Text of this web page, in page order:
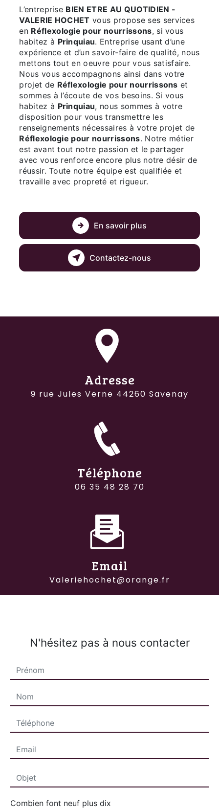
L’entreprise BIEN ETRE AU QUOTIDIEN -
VALERIE HOCHET vous propose ses services
en Réflexologie pour nourrissons, si vous
habitez à Prinquiau. Entreprise usant d’une
expérience et d’un savoir-faire de qualité, nous
mettons tout en oeuvre pour vous satisfaire.
Nous vous accompagnons ainsi dans votre
projet de Réflexologie pour nourrissons et
sommes à l’écoute de vos besoins. Si vous
habitez à Prinquiau, nous sommes à votre
disposition pour vous transmettre les
renseignements nécessaires à votre projet de
Réflexologie pour nourrissons. Notre métier
est avant tout notre passion et le partager
avec vous renforce encore plus notre désir de
réussir. Toute notre équipe est qualifiée et
travaille avec propreté et rigueur.
En savoir plus
Contactez-nous
Adresse
9 rue Jules Verne 44260 Savenay
Téléphone
06 35 48 28 70
Email
valeriehochet@orange.fr
N'hésitez pas à nous contacter
Combien font neuf plus dix